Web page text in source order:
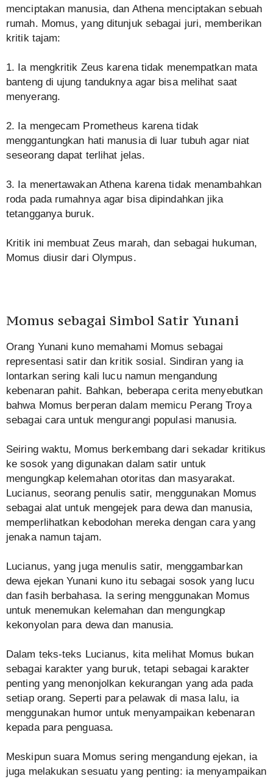
menciptakan manusia, dan Athena menciptakan sebuah
rumah. Momus, yang ditunjuk sebagai juri, memberikan
kritik tajam:
1. Ia mengkritik Zeus karena tidak menempatkan mata
banteng di ujung tanduknya agar bisa melihat saat
menyerang.
2. Ia mengecam Prometheus karena tidak
menggantungkan hati manusia di luar tubuh agar niat
seseorang dapat terlihat jelas.
3. Ia menertawakan Athena karena tidak menambahkan
roda pada rumahnya agar bisa dipindahkan jika
tetangganya buruk.
Kritik ini membuat Zeus marah, dan sebagai hukuman,
Momus diusir dari Olympus.
Momus sebagai Simbol Satir Yunani
Orang Yunani kuno memahami Momus sebagai
representasi satir dan kritik sosial. Sindiran yang ia
lontarkan sering kali lucu namun mengandung
kebenaran pahit. Bahkan, beberapa cerita menyebutkan
bahwa Momus berperan dalam memicu Perang Troya
sebagai cara untuk mengurangi populasi manusia.
Seiring waktu, Momus berkembang dari sekadar kritikus
ke sosok yang digunakan dalam satir untuk
mengungkap kelemahan otoritas dan masyarakat.
Lucianus, seorang penulis satir, menggunakan Momus
sebagai alat untuk mengejek para dewa dan manusia,
memperlihatkan kebodohan mereka dengan cara yang
jenaka namun tajam.
Lucianus, yang juga menulis satir, menggambarkan
dewa ejekan Yunani kuno itu sebagai sosok yang lucu
dan fasih berbahasa. Ia sering menggunakan Momus
untuk menemukan kelemahan dan mengungkap
kekonyolan para dewa dan manusia.
Dalam teks-teks Lucianus, kita melihat Momus bukan
sebagai karakter yang buruk, tetapi sebagai karakter
penting yang menonjolkan kekurangan yang ada pada
setiap orang. Seperti para pelawak di masa lalu, ia
menggunakan humor untuk menyampaikan kebenaran
kepada para penguasa.
Meskipun suara Momus sering mengandung ejekan, ia
juga melakukan sesuatu yang penting: ia menyampaikan